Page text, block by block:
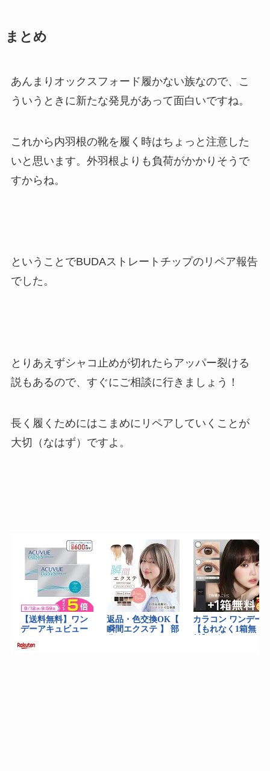
まとめ
あんまりオックスフォード履かない族なので、こ
ういうときに新たな発見があって面白いですね。
これから内羽根の靴を履く時はちょっと注意した
いと思います。外羽根よりも負荷がかかりそうで
すからね。
ということでBUDAストレートチップのリペア報告
でした。
とりあえずシャコ止めが切れたらアッパー裂ける
説もあるので、すぐにご相談に行きましょう！
長く履くためにはこまめにリペアしていくことが
大切（なはず）ですよ。